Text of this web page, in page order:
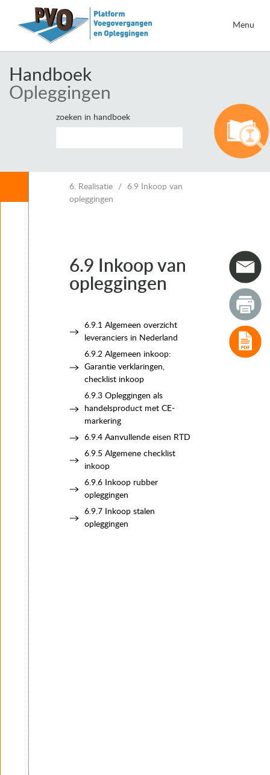
Menu
Handboek
Opleggingen
zoeken in handboek
3. Belastingen en vervormingen
4. Typen opleggingen
5. Het keuzeproces van oplegsystemen en opleggingen
6.2 Tijdstip van start functioneren oplegging
6.3 Plaatsen van opleggingen
6.4 Voorinstellingen
6.5 Vijzelwerkzaamheden bij werkzaamheden aan
6.6 Renovatie van opleggingen
6.8 Kwaliteitsbewaking, werk- en keuringsplannen
6.9 Inkoop van opleggingen
6.9.1 Algemeen overzicht leveranciers in Nederland
6.9.2 Algemeen inkoop: Garantie verklaringen,
6.9.3 Opleggingen als handelsproduct met CE-
6.9.4 Aanvullende eisen RTD
6.9.6 Inkoop rubber opleggingen
6.9.7 Inkoop stalen opleggingen
7. Instandhouding
6. Realisatie
6.9 Inkoop van
opleggingen
6.9 Inkoop van
opleggingen
6.9.1 Algemeen overzicht
leveranciers in Nederland
6.9.2 Algemeen inkoop:
Garantie verklaringen,
checklist inkoop
6.9.3 Opleggingen als
handelsproduct met CE-
markering
6.9.4 Aanvullende eisen RTD
6.9.5 Algemene checklist
inkoop
6.9.6 Inkoop rubber
opleggingen
6.9.7 Inkoop stalen
opleggingen